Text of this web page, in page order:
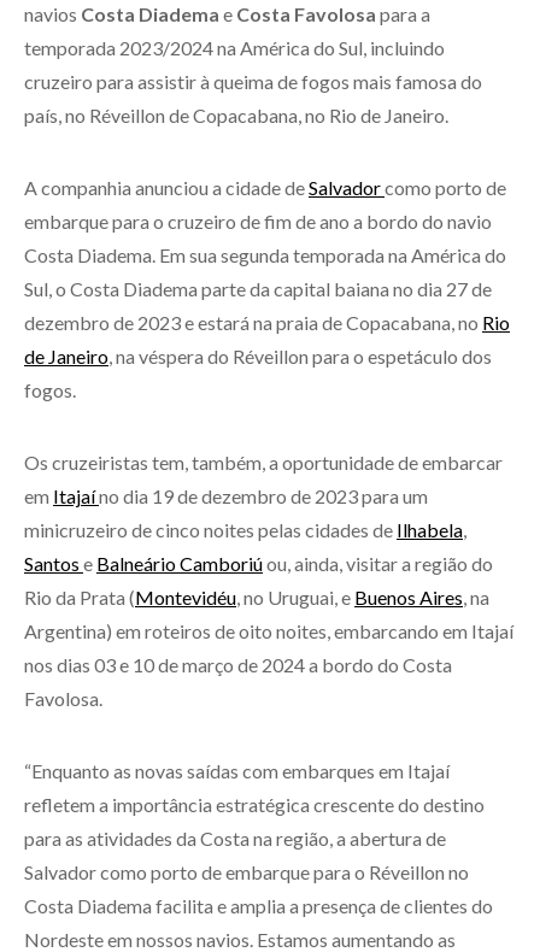
navios Costa Diadema e Costa Favolosa para a
temporada 2023/2024 na América do Sul, incluindo
cruzeiro para assistir à queima de fogos mais famosa do
país, no Réveillon de Copacabana, no Rio de Janeiro.
A companhia anunciou a cidade deSalvadorcomo porto de
embarque para o cruzeiro de fim de ano a bordo do navio
Costa Diadema. Em sua segunda temporada na América do
Sul, o Costa Diadema parte da capital baiana no dia 27 de
dezembro de 2023 e estará na praia de Copacabana, no Rio
de Janeiro , na véspera do Réveillon para o espetáculo dos
fogos.
Os cruzeiristas tem, também, a oportunidade de embarcar
em Itajaíno dia 19 de dezembro de 2023 para um
minicruzeiro de cinco noites pelas cidades de Ilhabela
Santos e Balneário Camboriúou, ainda, visitar a região do
Rio da Prata (Montevidéu , no Uruguai, e Buenos Aires , na
Argentina) em roteiros de oito noites, embarcando em Itajaí
nos dias 03 e 10 de março de 2024 a bordo do Costa
Favolosa.
“Enquanto as novas saídas com embarques em Itajaí
refletem a importância estratégica crescente do destino
para as atividades da Costa na região, a abertura de
Salvador como porto de embarque para o Réveillon no
Costa Diadema facilita e amplia a presença de clientes do
Nordeste em nossos navios. Estamos aumentando as